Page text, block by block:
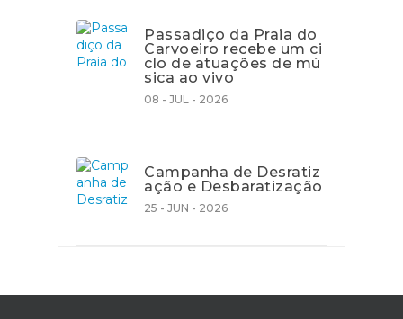
Passadiço da Praia do
Carvoeiro recebe um ci
clo de atuações de mú
sica ao vivo
08 - JUL - 2026
Campanha de Desratiz
ação e Desbaratização
25 - JUN - 2026